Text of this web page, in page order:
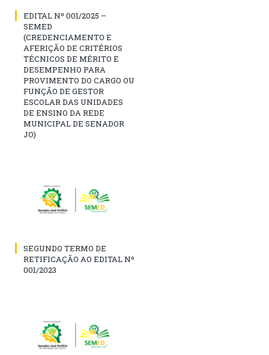
EDITAL Nº 001/2025 –
SEMED
(CREDENCIAMENTO E
AFERIÇÃO DE CRITÉRIOS
TÉCNICOS DE MÉRITO E
DESEMPENHO PARA
PROVIMENTO DO CARGO OU
FUNÇÃO DE GESTOR
ESCOLAR DAS UNIDADES
DE ENSINO DA REDE
MUNICIPAL DE SENADOR
JO)
SEGUNDO TERMO DE
RETIFICAÇÃO AO EDITAL Nº
001/2023